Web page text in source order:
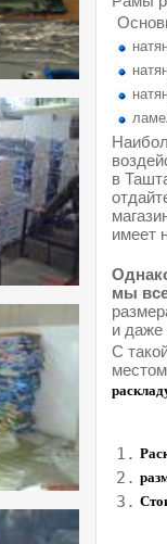
в
имеет
мы
и даже
С
1.
2.
3.